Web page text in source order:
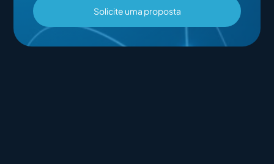
Solicite uma proposta